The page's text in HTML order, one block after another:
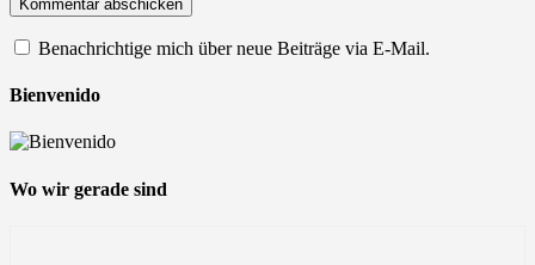
Benachrichtige mich über neue Beiträge via E-Mail.
Bienvenido
Wo wir gerade sind